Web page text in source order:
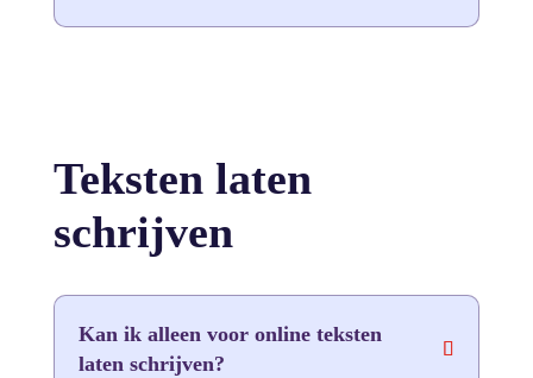
Teksten laten
schrijven
Kan ik alleen voor online teksten
laten schrijven?